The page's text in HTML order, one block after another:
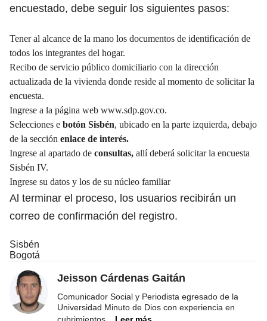
encuestado, debe seguir los siguientes pasos:
Tener al alcance de la mano los documentos de identificación de
todos los integrantes del hogar.
Recibo de servicio público domiciliario con la dirección
actualizada de la vivienda donde reside al momento de solicitar la
encuesta.
Ingrese a la página web www.sdp.gov.co.
Selecciones e botón Sisbén, ubicado en la parte izquierda, debajo
de la sección enlace de interés.
Ingrese al apartado de consultas, allí deberá solicitar la encuesta
Sisbén IV.
Ingrese su datos y los de su núcleo familiar
Al terminar el proceso, los usuarios recibirán un
correo de confirmación del registro.
Sisbén
Bogotá
Jeisson Cárdenas Gaitán
Comunicador Social y Periodista egresado de la
Universidad Minuto de Dios con experiencia en